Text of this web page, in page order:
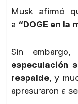
Musk afirmó
a “DOGE en la
Sin embargo,
especulación
respalde, y
apresuraron a